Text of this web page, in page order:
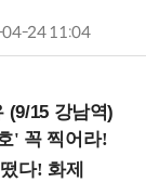
04-24 11:04
(9/15 강남역)